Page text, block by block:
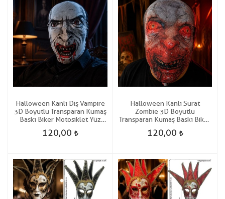
Halloween Kanlı Diş Vampire
3D Boyutlu Transparan Kumaş
Baskı Biker Motosiklet Yüz
Korku Maskesi
120,00
Halloween Kanlı Surat
Zombie 3D Boyutlu
Transparan Kumaş Baskı Biker
Motosiklet Yüz Korku Maskesi
120,00